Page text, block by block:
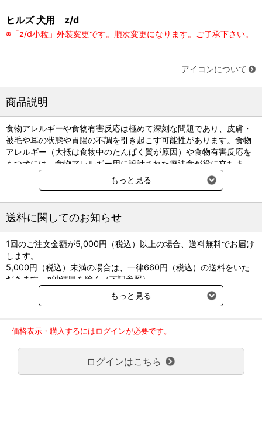
ヒルズ 犬用 z/d
※「z/d小粒」外装変更です。順次変更になります。ご了承下さい。
アイコンについて
商品説明
食物アレルギーや食物有害反応は極めて深刻な問題であり、皮膚・
被毛や耳の状態や胃腸の不調を引き起こす可能性があります。食物
アレルギー（大抵は食物中のたんぱく質が原因）や食物有害反応を
もつ犬には、食物アレルギー用に設計された療法食が役に立ちま
ヒルズの栄養学者と獣医師は、食物アレルギーの犬のための特別な
事実、〈犬用〉z/d 小粒は食物有害反応に配慮することが科学的に
証明されています。
原材料名: コーンスターチ、加水分解チキン、ピーカンナッツ殻パウ
ダー、セルロース、ココナッツ油、亜麻仁、ビートパルプ、大豆
油、柑橘類、魚油、クランベリー、ミネラル類（カルシウム、リ
ン、ナトリウム、カリウム、クロライド、マグネシウム、銅、鉄、
マンガン、亜鉛、ヨウ素）、乳酸、ビタミン類（B1、B2、B6、
B12、C、D3、E、ベータカロテン、ナイアシン、パントテン酸、葉
ン、メチオニン）、酸化防止剤（ミックストコフェロール、ローズ
トイ・プードル、 チワワ、 ミニチュア・ダックスフンド、 ポメラ
ニアン、 ヨークシャー・テリア、 ミニチュア・シュナウザー シ
もっと見る
送料に関してのお知らせ
1回のご注文金額が5,000円（税込）以上の場合、送料無料でお届け
します。
5,000円（税込）未満の場合は、一律660円（税込）の送料をいた
だきます。※沖縄県を除く（下記参照）
※2017年11月14日（火）より沖縄県へのお届けにつきましては、1
回のご注文金額（税込）が、30,000円以上で配送無料となります。
ご了承のほどよろしくお願い致します。
弊社都合でお届けが２回以上に分かれる場合の送料負担は、１回分
のみで新たな送料は発生しません。
大型商品送料が必要な商品をご注文の場合は、大型商品送料のみご
負担頂きます。
もっと見る
価格表示・購入するにはログインが必要です。
ログインはこちら